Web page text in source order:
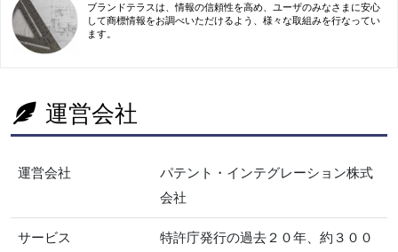
ブランドテラスは、情報の信頼性を高め、ユーザのみなさまに安心
して商標情報をお調べいただけるよう、様々な取組みを行なってい
ます。
運営会社
運営会社
パテント・インテグレーション株式
会社
サービス
特許庁発行の過去２０年、約３００